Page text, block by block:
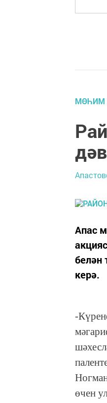
МӨҺИМ
Апас
белән
керә.
-
өчен